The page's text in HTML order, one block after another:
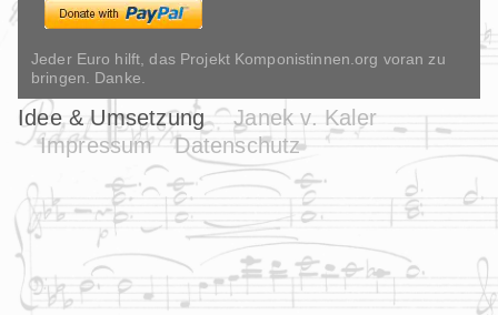
Jeder Euro hilft, das Projekt Komponistinnen.org voran zu
bringen. Danke.
Idee & Umsetzung
Janek v. Kaler
Impressum
Datenschutz